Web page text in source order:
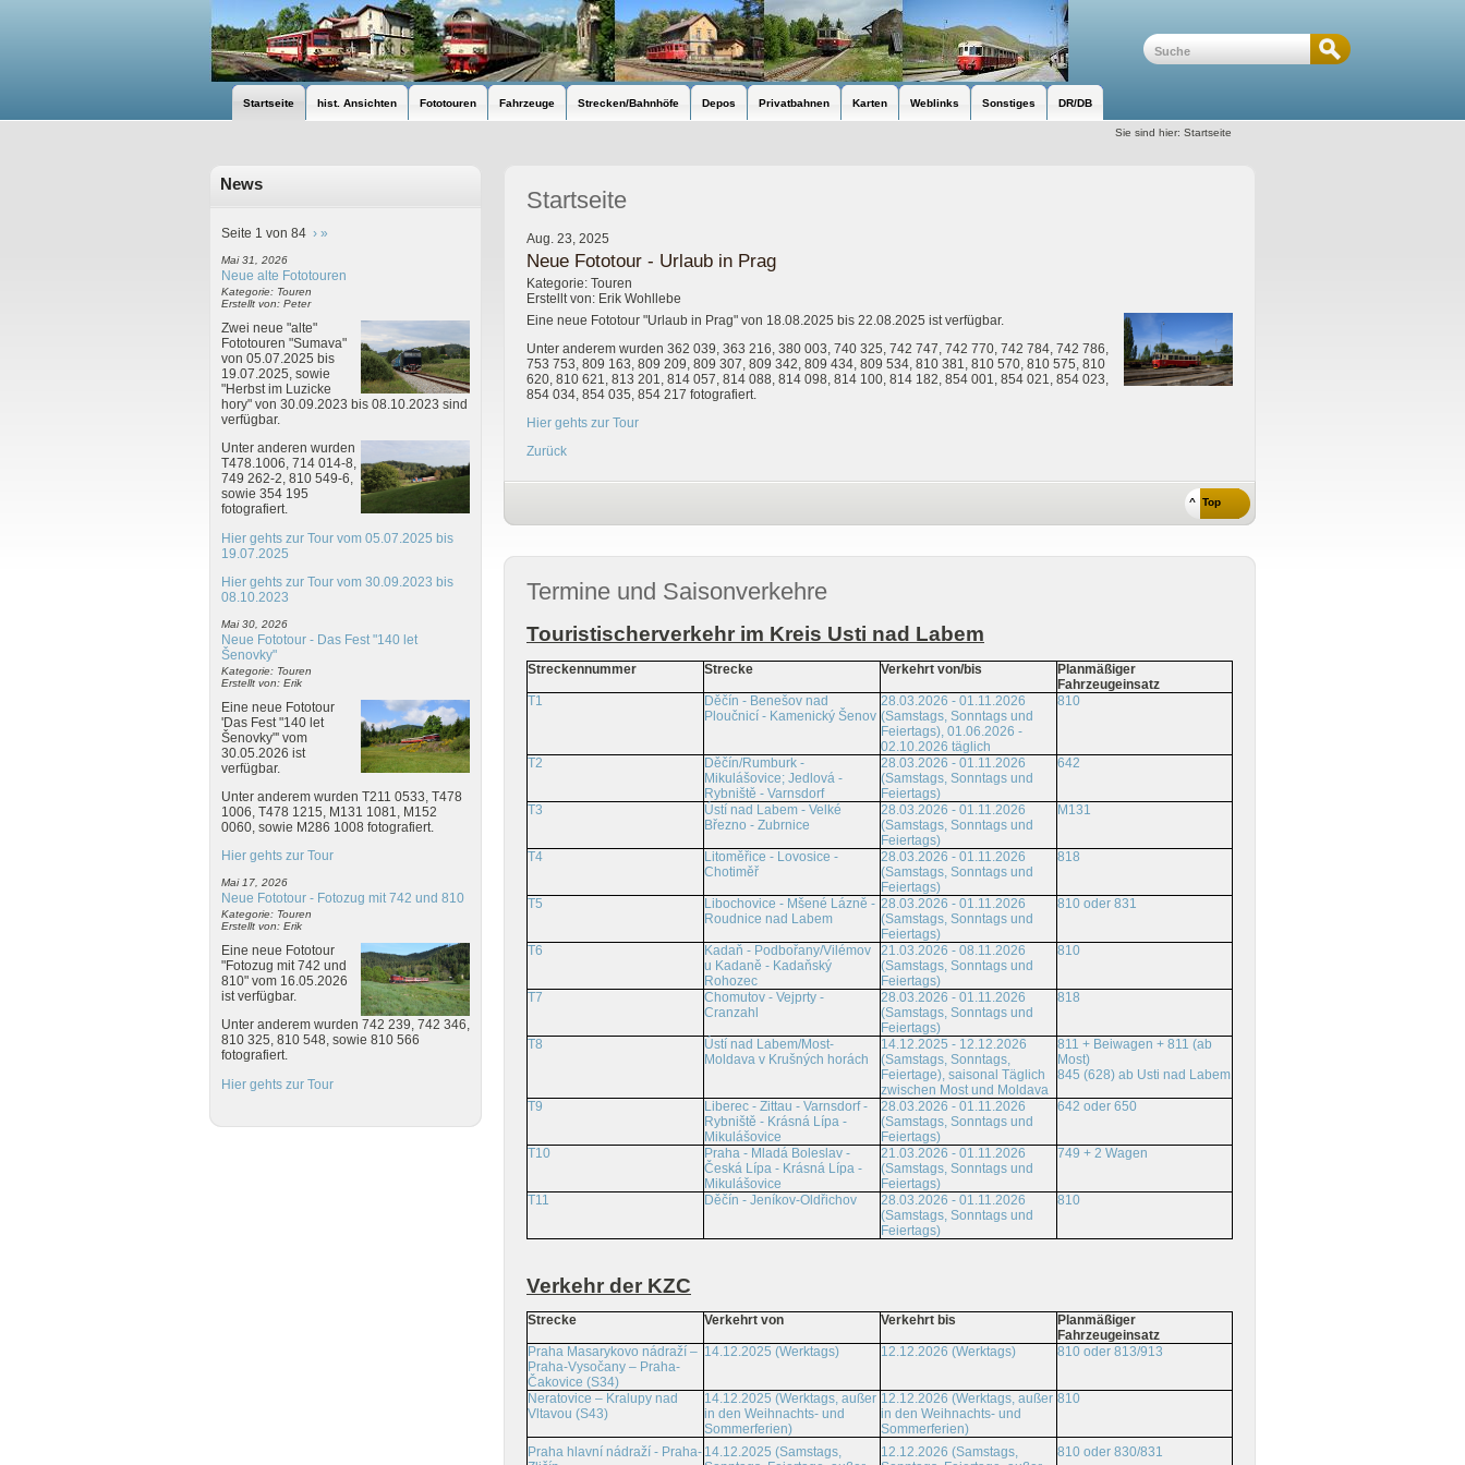
Startseite hist. Ansichten Fototouren Fahrzeuge Strecken/Bahnhöfe Depos Privatbahnen Karten Weblinks Sonstiges DR/DB
Sie sind hier:Startseite
News
Seite 1 von 84 › »
Mai 31, 2026
Neue alte Fototouren
Kategorie: Touren
Erstellt von: Peter
Zwei neue "alte"
Fototouren "Sumava"
von 05.07.2025 bis
19.07.2025, sowie
"Herbst im Luzicke
hory" von 30.09.2023 bis 08.10.2023 sind
verfügbar.
Unter anderen wurden
T478.1006, 714 014-8,
749 262-2, 810 549-6,
sowie 354 195
fotografiert.
Hier gehts zur Tour vom 05.07.2025 bis
19.07.2025
Hier gehts zur Tour vom 30.09.2023 bis
08.10.2023
Mai 30, 2026
Neue Fototour - Das Fest "140 let
Šenovky"
Kategorie: Touren
Erstellt von: Erik
Eine neue Fototour
'Das Fest "140 let
Šenovky"' vom
30.05.2026 ist
verfügbar.
Unter anderem wurden T211 0533, T478
1006, T478 1215, M131 1081, M152
0060, sowie M286 1008 fotografiert.
Hier gehts zur Tour
Mai 17, 2026
Neue Fototour - Fotozug mit 742 und 810
Kategorie: Touren
Erstellt von: Erik
Eine neue Fototour
"Fotozug mit 742 und
810" vom 16.05.2026
ist verfügbar.
Unter anderem wurden 742 239, 742 346,
810 325, 810 548, sowie 810 566
fotografiert.
Hier gehts zur Tour
Startseite
Aug. 23, 2025
Neue Fototour - Urlaub in Prag
Kategorie: Touren
Erstellt von: Erik Wohllebe
Eine neue Fototour "Urlaub in Prag" von 18.08.2025 bis 22.08.2025 ist verfügbar.
Unter anderem wurden 362 039, 363 216, 380 003, 740 325, 742 747, 742 770, 742 784, 742 786,
753 753, 809 163, 809 209, 809 307, 809 342, 809 434, 809 534, 810 381, 810 570, 810 575, 810
620, 810 621, 813 201, 814 057, 814 088, 814 098, 814 100, 814 182, 854 001, 854 021, 854 023,
854 034, 854 035, 854 217 fotografiert.
Hier gehts zur Tour
Zurück
^ Top
Termine und Saisonverkehre
Touristischerverkehr im Kreis Usti nad Labem
Streckennummer Strecke Verkehrt von/bis
Planmäßiger
Fahrzeugeinsatz
T1
Děčín - Benešov nad
Ploučnicí - Kamenický Šenov
28.03.2026 - 01.11.2026
(Samstags, Sonntags und
Feiertags), 01.06.2026 -
02.10.2026 täglich
810
T2
Děčín/Rumburk -
Mikulášovice; Jedlová -
Rybniště - Varnsdorf
28.03.2026 - 01.11.2026
(Samstags, Sonntags und
Feiertags)
642
T3
Ústí nad Labem - Velké
Březno - Zubrnice
28.03.2026 - 01.11.2026
(Samstags, Sonntags und
Feiertags)
M131
T4
Litoměřice - Lovosice -
Chotiměř
28.03.2026 - 01.11.2026
(Samstags, Sonntags und
Feiertags)
818
T5
Libochovice - Mšené Lázně -
Roudnice nad Labem
28.03.2026 - 01.11.2026
(Samstags, Sonntags und
Feiertags)
810 oder 831
T6
Kadaň - Podbořany/Vilémov
u Kadaně - Kadaňský
Rohozec
21.03.2026 - 08.11.2026
(Samstags, Sonntags und
Feiertags)
810
T7
Chomutov - Vejprty -
Cranzahl
28.03.2026 - 01.11.2026
(Samstags, Sonntags und
Feiertags)
818
T8
Ústí nad Labem/Most-
Moldava v Krušných horách
14.12.2025 - 12.12.2026
(Samstags, Sonntags,
Feiertage), saisonal Täglich
zwischen Most und Moldava
811 + Beiwagen + 811 (ab
Most)
845 (628) ab Usti nad Labem
T9
Liberec - Zittau - Varnsdorf -
Rybniště - Krásná Lípa -
Mikulášovice
28.03.2026 - 01.11.2026
(Samstags, Sonntags und
Feiertags)
642 oder 650
T10
Praha - Mladá Boleslav -
Česká Lípa - Krásná Lípa -
Mikulášovice
21.03.2026 - 01.11.2026
(Samstags, Sonntags und
Feiertags)
749 + 2 Wagen
T11 Děčín - Jeníkov-Oldřichov
28.03.2026 - 01.11.2026
(Samstags, Sonntags und
Feiertags)
810
Verkehr der KZC
Strecke Verkehrt von Verkehrt bis
Planmäßiger
Fahrzeugeinsatz
Praha Masarykovo nádraží –
Praha-Vysočany – Praha-
Čakovice (S34)
14.12.2025 (Werktags) 12.12.2026 (Werktags) 810 oder 813/913
Neratovice – Kralupy nad
Vltavou (S43)
14.12.2025 (Werktags, außer
in den Weihnachts- und
Sommerferien)
12.12.2026 (Werktags, außer
in den Weihnachts- und
Sommerferien)
810
Praha hlavní nádraží - Praha- 14.12.2025 (Samstags,
12.12.2026 (Samstags,
810 oder 830/831